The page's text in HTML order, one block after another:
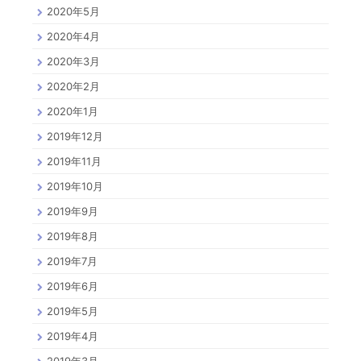
2020年5月
2020年4月
2020年3月
2020年2月
2020年1月
2019年12月
2019年11月
2019年10月
2019年9月
2019年8月
2019年7月
2019年6月
2019年5月
2019年4月